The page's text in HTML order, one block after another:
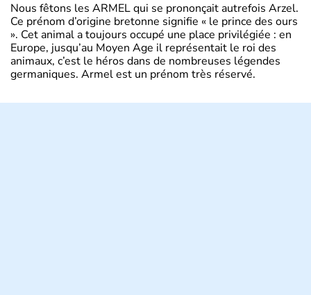
Nous fêtons les ARMEL qui se prononçait autrefois Arzel.
Ce prénom d’origine bretonne signifie « le prince des ours
». Cet animal a toujours occupé une place privilégiée : en
Europe, jusqu’au Moyen Age il représentait le roi des
animaux, c’est le héros dans de nombreuses légendes
germaniques. Armel est un prénom très réservé.